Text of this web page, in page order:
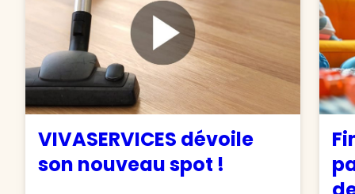
VIVASERVICES dévoile
son nouveau spot !